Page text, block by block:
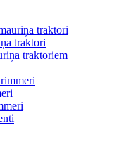
traktori
traktori
traktoriem